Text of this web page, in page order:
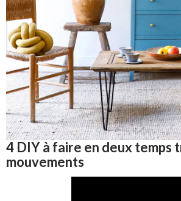
4 DIY à faire en deux temps
mouvements